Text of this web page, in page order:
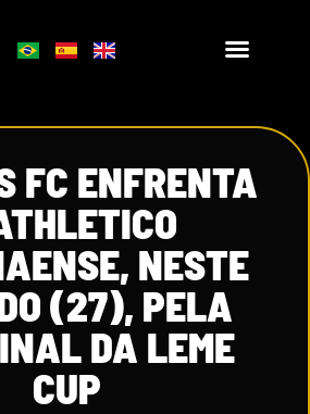
FC ENFRENTA
NESTE
(27), PELA
DA LEME
CUP